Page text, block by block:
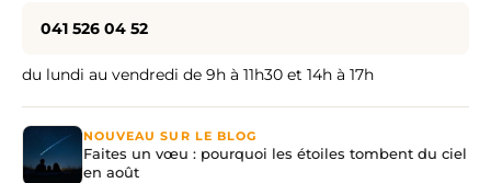
041 526 04 52
du lundi au vendredi de 9h à 11h30 et 14h à 17h
NOUVEAU SUR LE BLOG
Faites un vœu : pourquoi les étoiles tombent du ciel
en août